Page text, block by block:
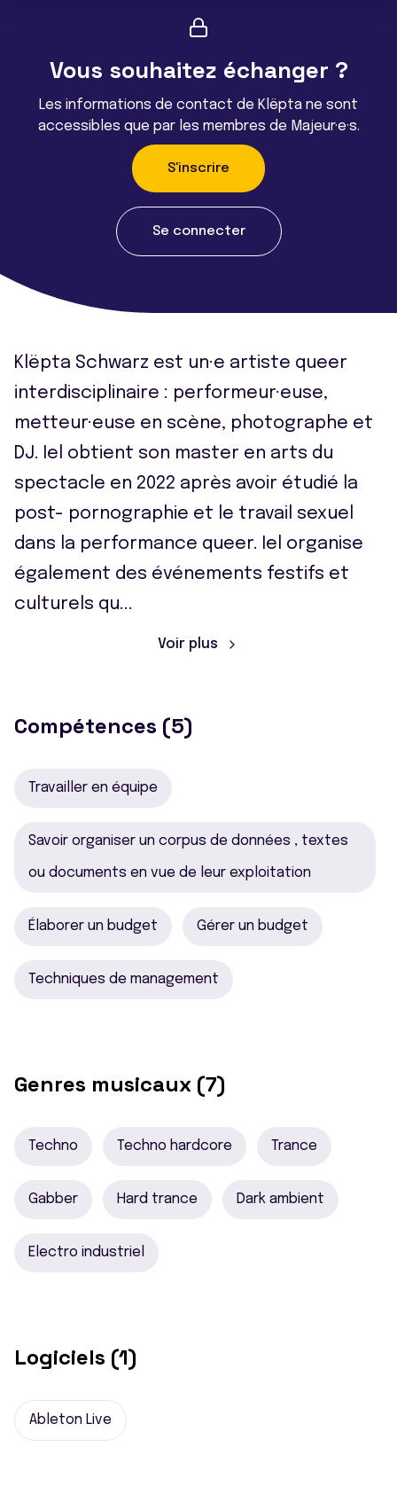
Vous souhaitez échanger ?
Les informations de contact de Klëpta ne sont
accessibles que par les membres de Majeur·e·s.
S'inscrire
Se connecter
Klëpta Schwarz est un·e artiste queer
interdisciplinaire : performeur·euse,
metteur·euse en scène, photographe et
DJ. Iel obtient son master en arts du
spectacle en 2022 après avoir étudié la
post- pornographie et le travail sexuel
dans la performance queer. Iel organise
également des événements festifs et
culturels qu...
Voir plus
Compétences (5)
Travailler en équipe
Savoir organiser un corpus de données , textes
ou documents en vue de leur exploitation
Élaborer un budget Gérer un budget
Techniques de management
Genres musicaux (7)
Techno Techno hardcore Trance
Gabber Hard trance Dark ambient
Electro industriel
Logiciels (1)
Ableton Live